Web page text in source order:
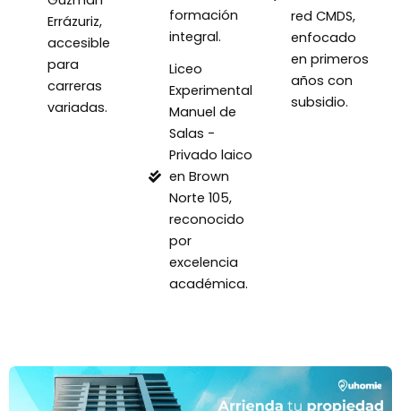
Errázuriz,
accesible
para
carreras
variadas.
formación
integral.
Liceo
Experimental
Manuel de
Salas -
Privado laico
en Brown
Norte 105,
reconocido
por
excelencia
académica.
red CMDS,
enfocado
en primeros
años con
subsidio.